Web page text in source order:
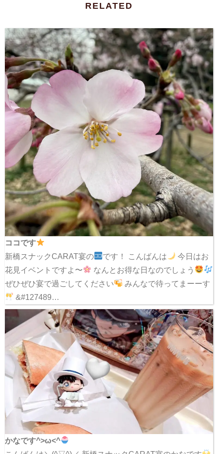
RELATED
ココです
新橋スナックCARAT宴の
です！ こんばんは
今日はお
花見イベントですよ〜
なんとお得な日なのでしょう
ぜひぜひ宴で過ごしてください
みんなで待ってまーーす
&#127489…
かなです^>ω<^